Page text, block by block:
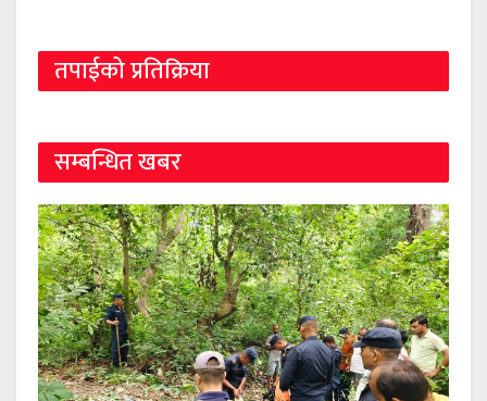
तपाईको प्रतिक्रिया
सम्बन्धित खबर